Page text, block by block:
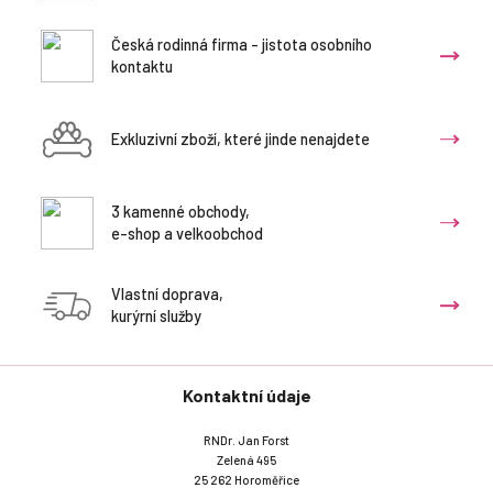
Česká rodinná firma - jistota osobního
kontaktu
Exkluzivní zboží, které jinde nenajdete
3 kamenné obchody,
e-shop a velkoobchod
Vlastní doprava,
kurýrní služby
Kontaktní údaje
RNDr. Jan Forst
Zelená 495
25 262 Horoměřice